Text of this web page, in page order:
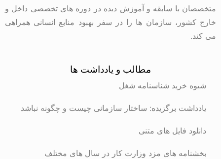
متخصصان با سابقه و آموزش دیده در دوره های تخصصی داخل و
خارج کشور، سازمان ها را در سفر بهبود منابع انسانی همراهی
می کند.
مطالب و یادداشت ها
شیوه خرید شناسنامه شغل
یادداشت برگزیده: ساختار سازمانی چیست و چگونه نباشد
دانلود فایل های متنی
بخشنامه های مزد وزارت کار در سال های مختلف